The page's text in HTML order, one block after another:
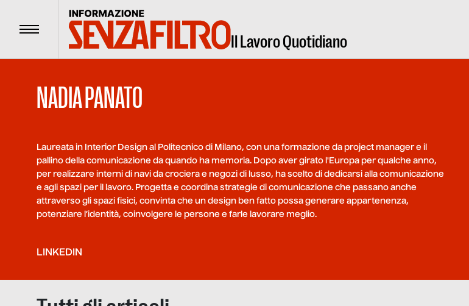
Menu Il Lavoro Quotidiano
NADIA PANATO
Laureata in Interior Design al Politecnico di Milano, con una formazione da project manager e il
pallino della comunicazione da quando ha memoria. Dopo aver girato l'Europa per qualche anno,
per realizzare interni di navi da crociera e negozi di lusso, ha scelto di dedicarsi alla comunicazione
e agli spazi per il lavoro. Progetta e coordina strategie di comunicazione che passano anche
attraverso gli spazi fisici, convinta che un design ben fatto possa generare appartenenza,
potenziare l’identità, coinvolgere le persone e farle lavorare meglio.
LINKEDIN